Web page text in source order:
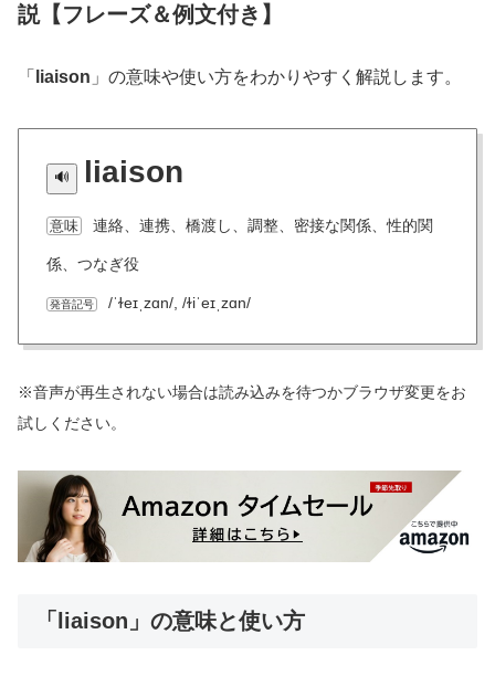
説【フレーズ＆例文付き】
「 liaison 」の意味や使い方をわかりやすく解説します。
liaison
意味 連絡、連携、橋渡し、調整、密接な関係、性的関
係、つなぎ役
発音記号 /ˈɫeɪˌzɑn/, /ɫiˈeɪˌzɑn/
※音声が再生されない場合は読み込みを待つかブラウザ変更をお
試しください。
「liaison」の意味と使い方